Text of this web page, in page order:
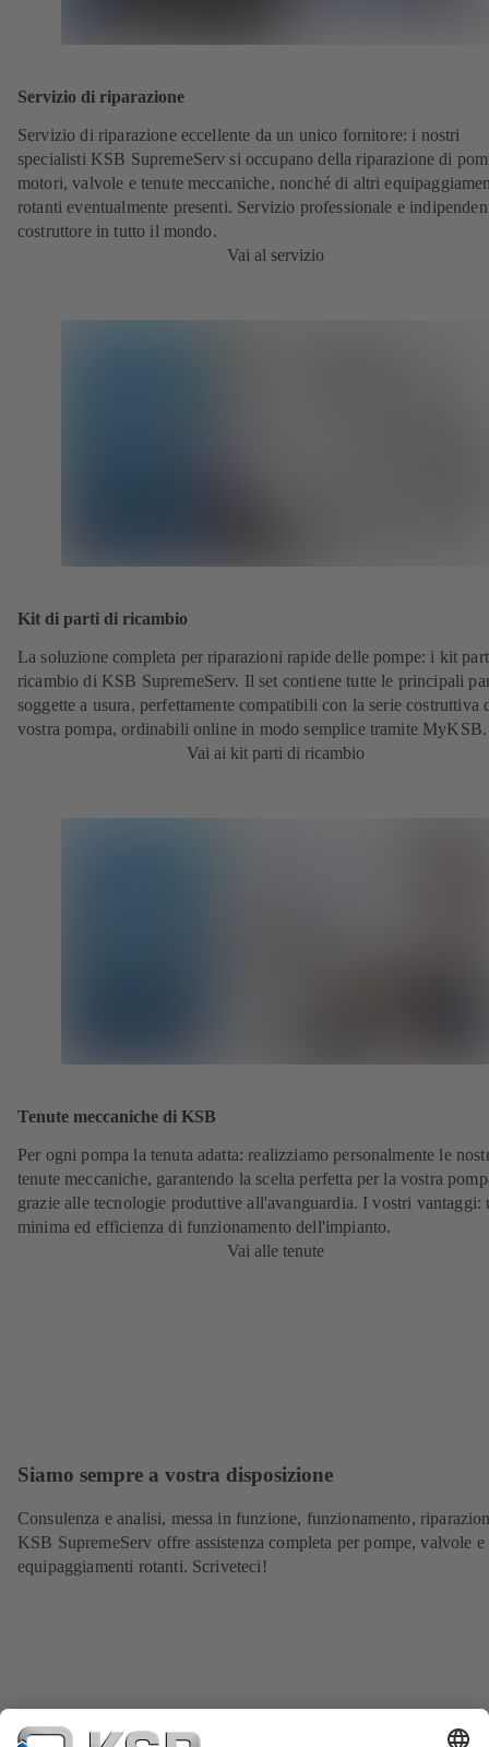
Servizio di riparazione
Servizio di riparazione eccellente da un unico fornitore: i nostri
specialisti KSB SupremeServ si occupano della riparazione di
motori, valvole e tenute meccaniche, nonché di altri
rotanti eventualmente presenti. Servizio professionale e
costruttore in tutto il mondo.
Vai al servizio
Kit di parti di ricambio
La soluzione completa per riparazioni rapide delle pompe: i kit
ricambio di KSB SupremeServ. Il set contiene tutte le principali
soggette a usura, perfettamente compatibili con la serie costruttiva
vostra pompa, ordinabili online in modo semplice tramite MyKSB.
Vai ai kit parti di ricambio
Tenute meccaniche di KSB
Per ogni pompa la tenuta adatta: realizziamo personalmente le
tenute meccaniche, garantendo la scelta perfetta per la vostra
grazie alle tecnologie produttive all'avanguardia. I vostri vantaggi:
minima ed efficienza di funzionamento dell'impianto.
Vai alle tenute
Siamo sempre a vostra disposizione
Consulenza e analisi, messa in funzione, funzionamento,
KSB SupremeServ offre assistenza completa per pompe, valvole
equipaggiamenti rotanti. Scriveteci!